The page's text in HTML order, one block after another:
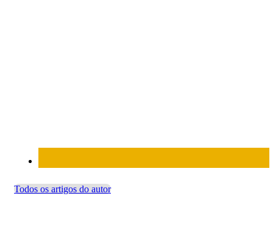
Todos os artigos do autor